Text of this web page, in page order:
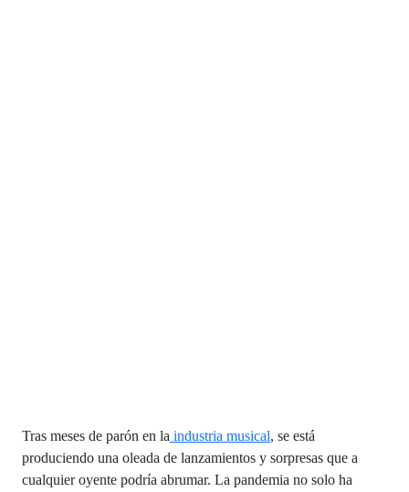
Tras meses de parón en la industria musical, se está
produciendo una oleada de lanzamientos y sorpresas que a
cualquier oyente podría abrumar. La pandemia no solo ha